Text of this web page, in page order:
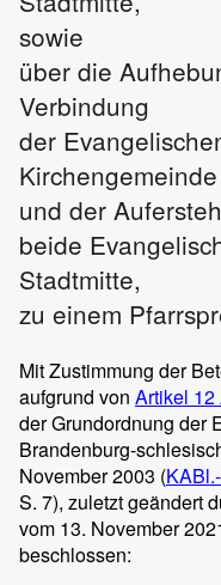
sowie
über die
Verbindung
der
Kirchengemeinde
und der
beide
Stadtmitte,
zu einem
Mit Zustimmung der
aufgrund von Artikel 12
der Grundordnung der
Brandenburg-
November 2003 (
S. 7), zuletzt geändert
vom 13. November
beschlossen: